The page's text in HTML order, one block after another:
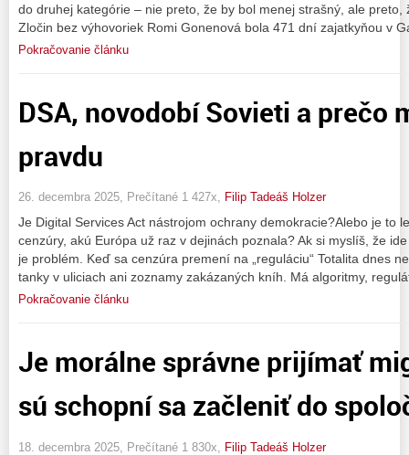
do druhej kategórie – nie preto, že by bol menej strašný, ale preto,
Zločin bez výhovoriek Romi Gonenová bola 471 dní zajatkyňou v
Pokračovanie článku
DSA, novodobí Sovieti a prečo
pravdu
26. decembra 2025, Prečítané 1 427x, Filip Tadeáš Holzer
Je Digital Services Act nástrojom ochrany demokracie?Alebo je to
cenzúry, akú Európa už raz v dejinách poznala? Ak si myslíš, že
je problém. Keď sa cenzúra premení na „reguláciu“ Totalita dnes
tanky v uliciach ani zoznamy zakázaných kníh. Má algoritmy,
Pokračovanie článku
Je morálne správne prijímať
sú schopní sa začleniť do
18. decembra 2025, Prečítané 1 830x, Filip Tadeáš Holzer